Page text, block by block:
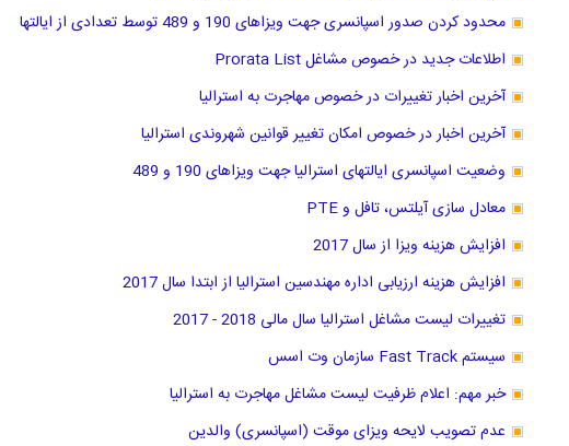
محدود کردن صدور اسپانسری جهت ویزاهای 190 و 489 توسط تعدادی از ایالتها
اطلاعات جدید در خصوص مشاغل Prorata List
آخرین اخبار تغییرات در خصوص مهاجرت به استرالیا
آخرین اخبار در خصوص امکان تغییر قوانین شهروندی استرالیا
وضعیت اسپانسری ایالتهای استرالیا جهت ویزاهای 190 و 489
معادل سازی آیلتس، تافل و PTE
افزایش هزینه ویزا از سال 2017
افزایش هزینه ارزیابی اداره مهندسین استرالیا از ابتدا سال 2017
تغییرات لیست مشاغل استرالیا سال مالی 2018 - 2017
سیستم Fast Track سازمان وت اسس
خبر مهم: اعلام ظرفیت لیست مشاغل مهاجرت به استرالیا
عدم تصویب لایحه ویزای موقت (اسپانسری) والدین